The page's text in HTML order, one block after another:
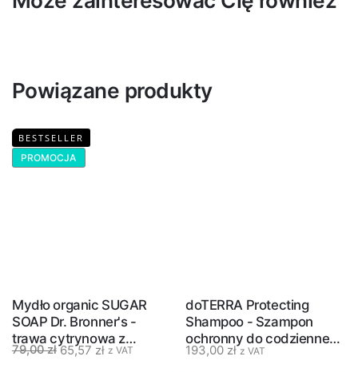
Powiązane produkty
PROMOCJA
BESTSELLER
Mydło organic SUGAR
SOAP Dr. Bronner's -
trawa cytrynowa z
limonką - 355 ml
79,00zł 65,57 zł z VAT
doTERRA Protecting
Shampoo - Szampon
ochronny do codziennego
stosowania - 500 ml
193,00 zł z VAT